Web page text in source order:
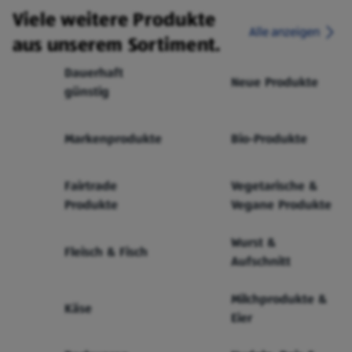
Viele weitere Produkte
aus unserem Sortiment.
Alle anzeigen
Dauerhaft
günstig
Neue Produkte
Markenprodukte Bio-Produkte
Fairtrade
Produkte
Vegetarische &
Vegane Produkte
Fleisch & Fisch
Wurst &
Aufschnitt
Käse
Milchprodukte &
Eier